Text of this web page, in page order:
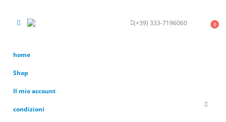
(+39) 333-7196060 KONTAKT0
home
Shop
Il mio account
condizioni